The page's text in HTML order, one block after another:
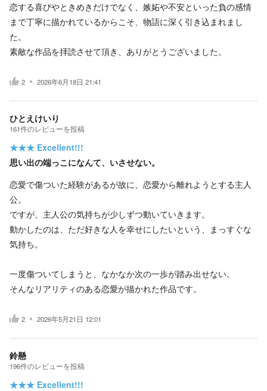
恋する喜びやときめきだけでなく、嫉妬や不安といった負の感情
まで丁寧に描かれているからこそ、物語に深く引き込まれまし
た。
素敵な作品を拝読させて頂き、ありがとうございました。
2 2026年6月18日 21:41
ひとえけいり
161件のレビューを投稿
★★★ Excellent!!!
思い出の端っこになんて、いさせない。
恋愛で傷ついた経験があるが故に、恋愛から離れようとする主人
公。
ですが、主人公の気持ちが少しずつ動いていきます。
動かしたのは、ただ好きな人を幸せにしたいという、まっすぐな
気持ち。
一度傷ついてしまうと、なかなか次の一歩が踏み出せない。
そんなリアリティのある恋愛が描かれた作品です。
2 2026年5月21日 12:01
鈴懸
196件のレビューを投稿
★★★ Excellent!!!